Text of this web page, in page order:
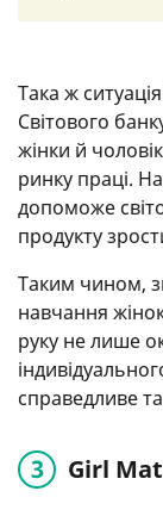
Така ж
Світового
жінки й
ринку праці.
допоможе
продукту
Таким чином,
навчання
руку не лише
справедливе
Girl